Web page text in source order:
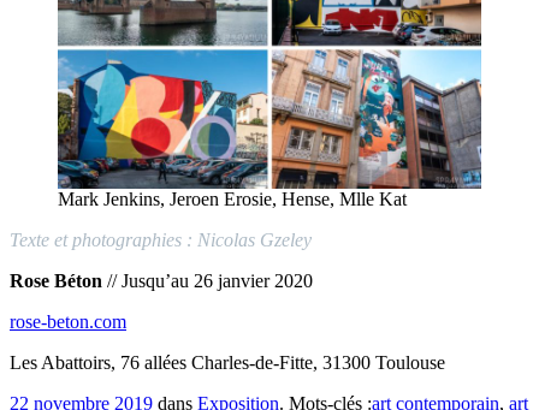
Mark Jenkins, Jeroen Erosie, Hense, Mlle Kat
Texte et photographies : Nicolas Gzeley
Rose Béton // Jusqu’au 26 janvier 2020
rose-beton.com
Les Abattoirs, 76 allées Charles-de-Fitte, 31300 Toulouse
22 novembre 2019 dans Exposition. Mots-clés :art contemporain, art